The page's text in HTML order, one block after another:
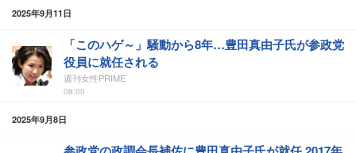
2025年9月11日
「このハゲ～」騒動から8年…豊田真由子氏が参政党
役員に就任される
週刊女性PRIME
08:00
2025年9月8日